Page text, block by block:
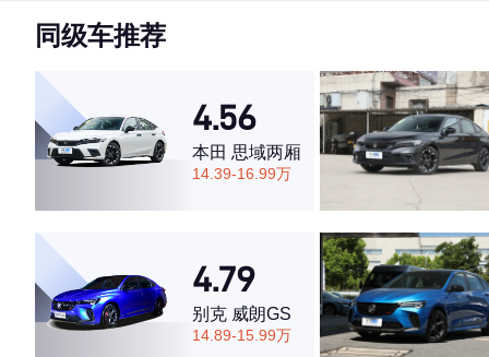
同级车推荐
4.56
本田 思域两厢
14.39-16.99万
4.79
别克 威朗GS
14.89-15.99万